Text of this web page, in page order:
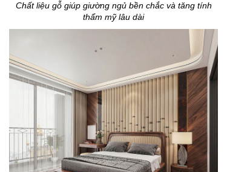
Chất liệu gỗ giúp giường ngủ bền chắc và tăng tính
thẩm mỹ lâu dài